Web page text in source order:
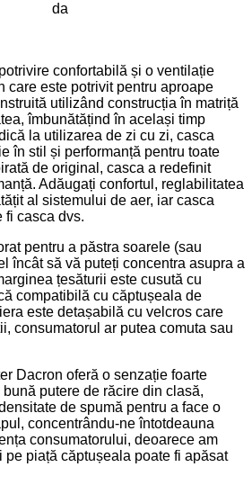
da
confortabilă și o ventilație
care este potrivit pentru aproape
utilizând construcția în matriță
îmbunătățind în același timp
la utilizarea de zi cu zi, casca
în stil și performanță pentru toate
de original, casca a redefinit
Adăugați confortul, reglabilitatea
al sistemului de aer, iar casca
fi casca dvs.
pentru a păstra soarele (sau
încât să vă puteți concentra asupra a
țesăturii este cusută cu
compatibilă cu căptușeala de
este detașabilă cu velcros care
consumatorul ar putea comuta sau
Dacron oferă o senzație foarte
putere de răcire din clasă,
de spumă pentru a face o
concentrându-ne întotdeauna
consumatorului, deoarece am
pe piață căptușeala poate fi apăsat